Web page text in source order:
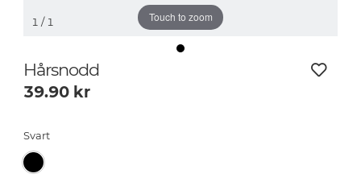
Touch to zoom
1 / 1
Hårsnodd
39.90 kr
Svart